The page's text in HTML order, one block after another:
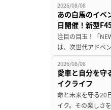
2026/08/08
あの白馬のイベ
日開催！新型
注目の目玉！「
は、次世代アドベ
2026/08/08
愛車と自分を守
イクライフ
命と未来を守る20
イク。その楽しさ